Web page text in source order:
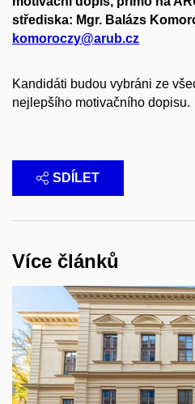
střediska: Mgr. Balázs
komoroczy@arub.cz
Kandidáti budou vybráni ze
nejlepšího motivačního dopisu.
SDÍLET
Více článků